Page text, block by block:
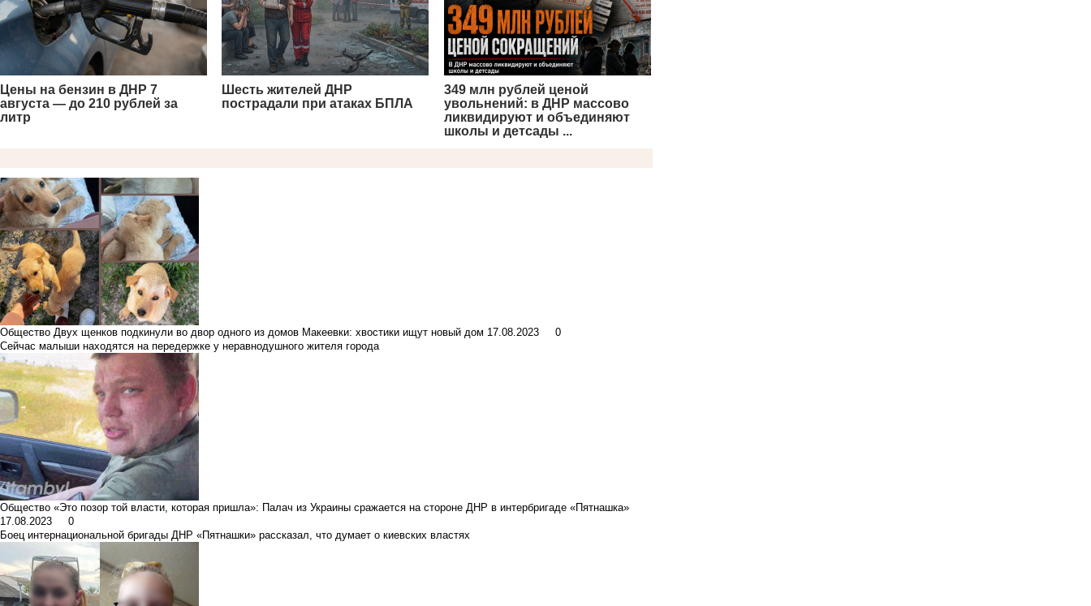
Цены на бензин в ДНР 7
августа — до 210 рублей за
литр
Шесть жителей ДНР
пострадали при атаках БПЛА
349 млн рублей ценой
увольнений: в ДНР массово
ликвидируют и объединяют
школы и детсады ...
Общество Двух щенков подкинули во двор одного из домов Макеевки: хвостики ищут новый дом 17.08.2023
0
Сейчас малыши находятся на передержке у неравнодушного жителя города
Общество «Это позор той власти, которая пришла»: Палач из Украины сражается на стороне ДНР в интербригаде «Пятнашка»
17.08.2023
0
Боец интернациональной бригады ДНР «Пятнашки» рассказал, что думает о киевских властях